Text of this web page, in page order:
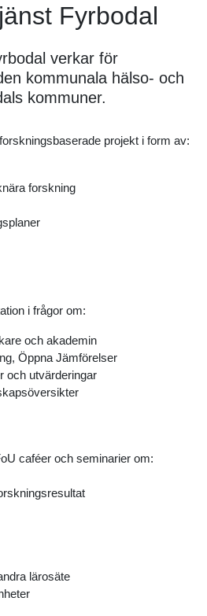
Fyrbodal
verkar för
kommunala hälso- och
kommuner.
projekt i form av:
forskning
i frågor om:
och akademin
Öppna Jämförelser
och utvärderingar
caféer och seminarier om:
lärosäte